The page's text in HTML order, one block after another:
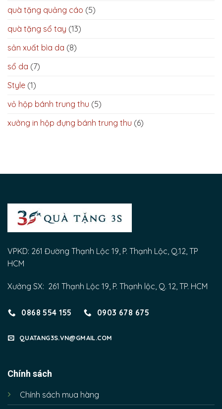
quà tặng quảng cáo (5)
quà tặng sổ tay (13)
sản xuất bìa da (8)
sổ da (7)
Style (1)
vỏ hộp bánh trung thu (5)
xưởng in hộp đựng bánh trung thu (6)
VPKD: 261 Đường Thạnh Lộc 19, P. Thạnh Lộc, Q.12, TP
HCM
Xưởng SX: 261 Thạnh Lộc 19, P. Thạnh lộc, Q. 12, TP. HCM
0868 554 155 0903 678 675
QUATANG3S.VN@GMAIL.COM
Chính sách
Chính sách mua hàng